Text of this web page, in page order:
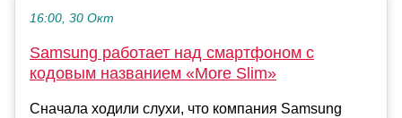
16:00, 30 Окт
Samsung работает над смартфоном с
кодовым названием «More Slim»
Сначала ходили слухи, что компания Samsung